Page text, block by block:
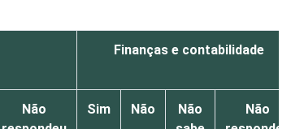
Finanças e contabilidade
Não
Sim Não
Não
Não